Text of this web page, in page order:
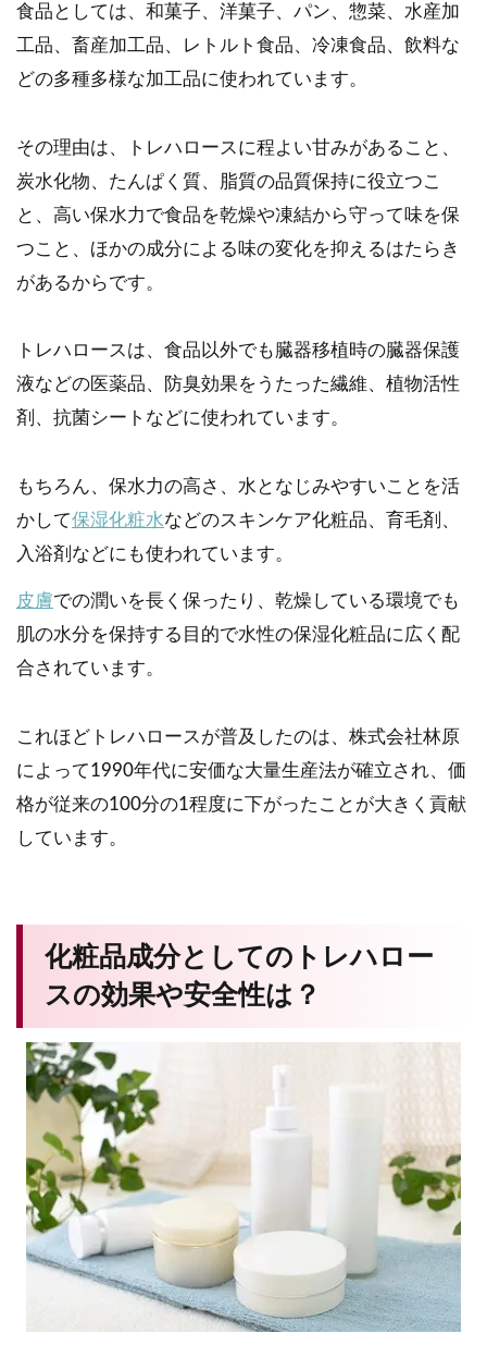
食品としては、和菓子、洋菓子、パン、惣菜、水産加
工品、畜産加工品、レトルト食品、冷凍食品、飲料な
どの多種多様な加工品に使われています。
その理由は、トレハロースに程よい甘みがあること、
炭水化物、たんぱく質、脂質の品質保持に役立つこ
と、高い保水力で食品を乾燥や凍結から守って味を保
つこと、ほかの成分による味の変化を抑えるはたらき
があるからです。
トレハロースは、食品以外でも臓器移植時の臓器保護
液などの医薬品、防臭効果をうたった繊維、植物活性
剤、抗菌シートなどに使われています。
もちろん、保水力の高さ、水となじみやすいことを活
かして保湿化粧水などのスキンケア化粧品、育毛剤、
入浴剤などにも使われています。
皮膚での潤いを長く保ったり、乾燥している環境でも
肌の水分を保持する目的で水性の保湿化粧品に広く配
合されています。
これほどトレハロースが普及したのは、株式会社林原
によって1990年代に安価な大量生産法が確立され、価
格が従来の100分の1程度に下がったことが大きく貢献
しています。
化粧品成分としてのトレハロー
スの効果や安全性は？